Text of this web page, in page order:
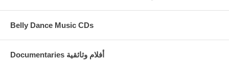
Belly Dance Music CDs
Documentaries أفلام وثائقية